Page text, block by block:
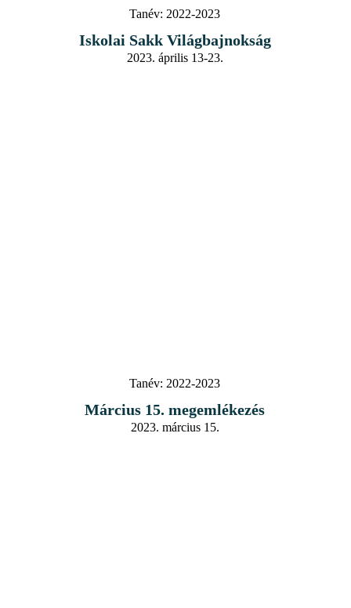
Tanév: 2022-2023
Iskolai Sakk Világbajnokság
2023. április 13-23.
Tanév: 2022-2023
Március 15. megemlékezés
2023. március 15.